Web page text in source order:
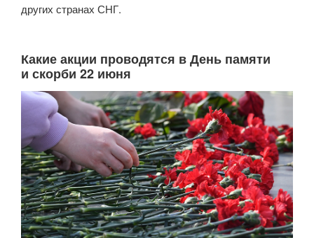
других странах СНГ.
Какие акции проводятся в День памяти
и скорби 22 июня